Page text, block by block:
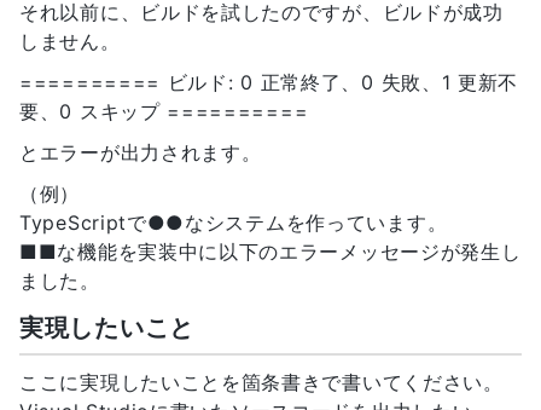
それ以前に、ビルドを試したのですが、ビルドが成功
しません。
========== ビルド: 0 正常終了、0 失敗、1 更新不
要、0 スキップ ==========
とエラーが出力されます。
（例）
TypeScriptで●●なシステムを作っています。
■■な機能を実装中に以下のエラーメッセージが発生し
ました。
実現したいこと
ここに実現したいことを箇条書きで書いてください。